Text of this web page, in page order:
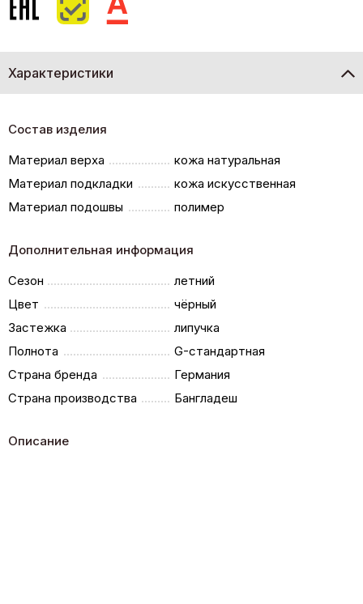
Характеристики
Состав изделия
Материал верха
кожа натуральная
Материал подкладки
кожа искусственная
Материал подошвы
полимер
Дополнительная информация
Сезон
летний
Цвет
чёрный
Застежка
липучка
Полнота
G-стандартная
Страна бренда
Германия
Страна производства
Бангладеш
Описание